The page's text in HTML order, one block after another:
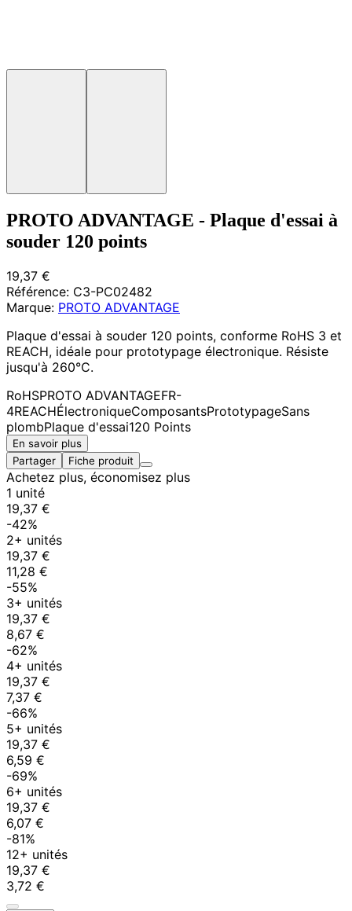
PROTO ADVANTAGE - Plaque d'essai à
souder 120 points
19,37 €
Référence: C3-PC02482
Marque: PROTO ADVANTAGE
Plaque d'essai à souder 120 points, conforme RoHS 3 et
REACH, idéale pour prototypage électronique. Résiste
jusqu'à 260°C.
RoHSPROTO ADVANTAGEFR-
4REACHÉlectroniqueComposantsPrototypageSans
plombPlaque d'essai120 Points
En savoir plus
Partager
Fiche produit
Achetez plus, économisez plus
1 unité
19,37 €
-42%
2+ unités
19,37 €
11,28 €
-55%
3+ unités
19,37 €
8,67 €
-62%
4+ unités
19,37 €
7,37 €
-66%
5+ unités
19,37 €
6,59 €
-69%
6+ unités
19,37 €
6,07 €
-81%
12+ unités
19,37 €
3,72 €